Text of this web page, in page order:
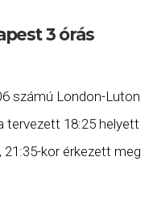
3 órás
számú London-Luton
tervezett 18:25 helyett
kor érkezett meg